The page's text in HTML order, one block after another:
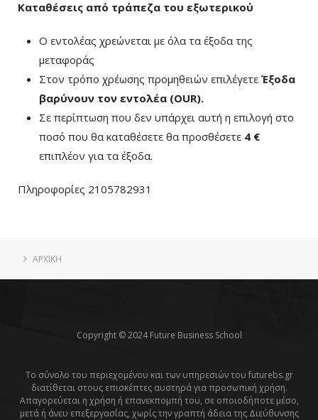
Καταθέσεις από τράπεζα του εξωτερικού
Ο εντολέας χρεώνεται με όλα τα έξοδα της
μεταφοράς
Στον τρόπο χρέωσης προμηθειών επιλέγετε Έξοδα
βαρύνουν τον εντολέα (ΟUR).
Σε περίπτωση που δεν υπάρχει αυτή η επιλογή στο
ποσό που θα καταθέσετε θα προσθέσετε 4 €
επιπλέον για τα έξοδα.
Πληροφορίες 2105782931
ΑΡΧΙΚΗ
Copyright © 2024 Future Business School
Το σύνολο του περιεχομένου και των υπηρεσιών του futurebs.gr
διατίθεται στους επισκέπτες αυστηρά για προσωπική χρήση.
Απαγορεύεται η χρήση ή επανεκπομπή του, σε οποιοδήποτε μέσο,
μετά ή άνευ επεξεργασίας, χωρίς την γραπτή άδεια της Διεύθυνσης